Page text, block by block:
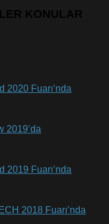
KONULAR
2020 Fuarı’nda
2019’da
2019 Fuarı’nda
2018 Fuarı’nda